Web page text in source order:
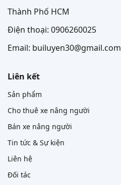
Thành Phố HCM
Điện thoại: 0906260025
Email: builuyen30@gmail.com
Liên kết
Sản phẩm
Cho thuê xe nâng người
Bán xe nâng người
Tin tức & Sự kiện
Liên hệ
Đối tác